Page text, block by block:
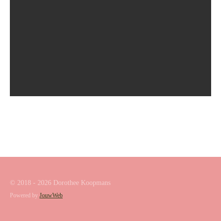
© 2018 - 2026 Dorothee Koopmans
Powered by JouwWeb